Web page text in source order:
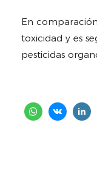
En
toxicidad y es
pesticidas